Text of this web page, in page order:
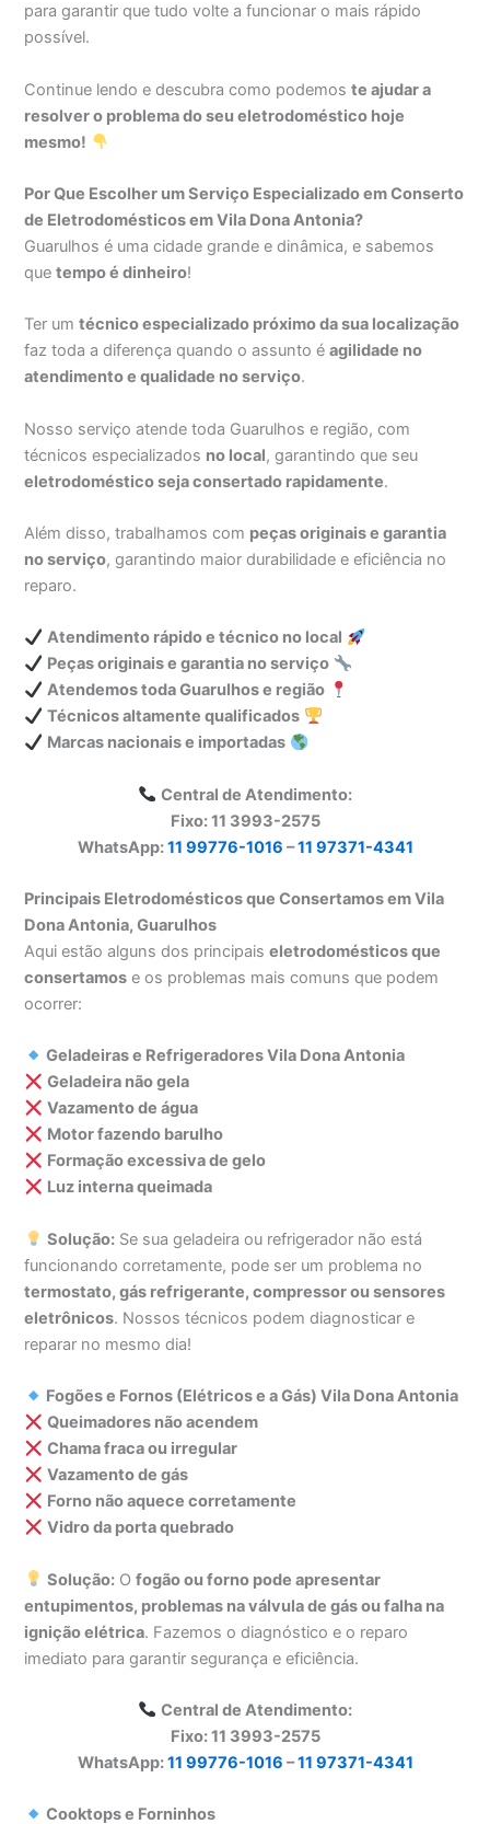
para garantir que tudo volte a funcionar o mais rápido
possível.
Continue lendo e descubra como podemoste ajudar a
resolver o problema do seu eletrodoméstico hoje
mesmo!
Por Que Escolher um Serviço Especializado em Conserto
de Eletrodomésticos em Vila Dona Antonia?
Guarulhos é uma cidade grande e dinâmica, e sabemos
quetempo é dinheiro!
Ter umtécnico especializado próximo da sua localização
faz toda a diferença quando o assunto éagilidade no
atendimento e qualidade no serviço.
Nosso serviço atende toda Guarulhos e região, com
técnicos especializados no local, garantindo que seu
eletrodoméstico seja consertado rapidamente.
Além disso, trabalhamos com peças originais e garantia
no serviço, garantindo maior durabilidade e eficiência no
reparo.
Atendimento rápido e técnico no local
Peças originais e garantia no serviço
Atendemos toda Guarulhos e região
Técnicos altamente qualificados
Marcas nacionais e importadas
Central de Atendimento:
Fixo: 11 3993-2575
WhatsApp:11 99776-1016 –11 97371-4341
Principais Eletrodomésticos que Consertamos em Vila
Dona Antonia, Guarulhos
Aqui estão alguns dos principaiseletrodomésticos que
consertamos e os problemas mais comuns que podem
ocorrer:
Geladeiras e Refrigeradores Vila Dona Antonia
Geladeira não gela
Vazamento de água
Motor fazendo barulho
Formação excessiva de gelo
Luz interna queimada
Solução: Se sua geladeira ou refrigerador não está
funcionando corretamente, pode ser um problema no
termostato, gás refrigerante, compressor ou sensores
eletrônicos. Nossos técnicos podem diagnosticar e
reparar no mesmo dia!
Fogões e Fornos (Elétricos e a Gás) Vila Dona Antonia
Queimadores não acendem
Chama fraca ou irregular
Vazamento de gás
Forno não aquece corretamente
Vidro da porta quebrado
Solução: Ofogão ou forno pode apresentar
entupimentos, problemas na válvula de gás ou falha na
ignição elétrica. Fazemos o diagnóstico e o reparo
imediato para garantir segurança e eficiência.
Central de Atendimento:
Fixo: 11 3993-2575
WhatsApp:11 99776-1016 –11 97371-4341
Cooktops e Forninhos